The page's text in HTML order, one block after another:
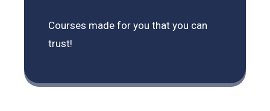
Courses made for you that you can
trust!